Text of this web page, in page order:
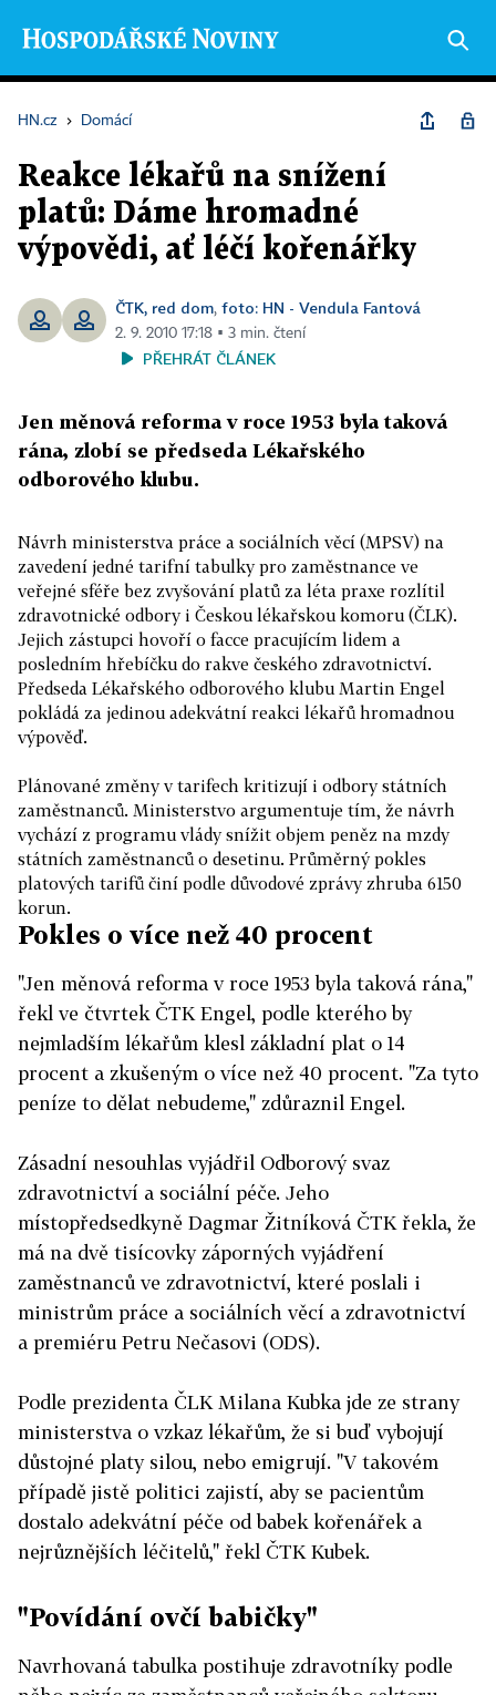
HN.cz › Domácí
Reakce lékařů na snížení
platů: Dáme hromadné
výpovědi, ať léčí kořenářky
ČTK, red dom, foto: HN - Vendula Fantová
2. 9. 2010 17:18 ▪ 3 min. čtení
PŘEHRÁT ČLÁNEK
Jen měnová reforma v roce 1953 byla taková
rána, zlobí se předseda Lékařského
odborového klubu.
Návrh ministerstva práce a sociálních věcí (MPSV) na
zavedení jedné tarifní tabulky pro zaměstnance ve
veřejné sféře bez zvyšování platů za léta praxe rozlítil
zdravotnické odbory i Českou lékařskou komoru (ČLK).
Jejich zástupci hovoří o facce pracujícím lidem a
posledním hřebíčku do rakve českého zdravotnictví.
Předseda Lékařského odborového klubu Martin Engel
pokládá za jedinou adekvátní reakci lékařů hromadnou
výpověď.
Plánované změny v tarifech kritizují i odbory státních
zaměstnanců. Ministerstvo argumentuje tím, že návrh
vychází z programu vlády snížit objem peněz na mzdy
státních zaměstnanců o desetinu. Průměrný pokles
platových tarifů činí podle důvodové zprávy zhruba 6150
korun.
Pokles o více než 40 procent
"Jen měnová reforma v roce 1953 byla taková rána,"
řekl ve čtvrtek ČTK Engel, podle kterého by
nejmladším lékařům klesl základní plat o 14
procent a zkušeným o více než 40 procent. "Za tyto
peníze to dělat nebudeme," zdůraznil Engel.
Zásadní nesouhlas vyjádřil Odborový svaz
zdravotnictví a sociální péče. Jeho
místopředsedkyně Dagmar Žitníková ČTK řekla, že
má na dvě tisícovky záporných vyjádření
zaměstnanců ve zdravotnictví, které poslali i
ministrům práce a sociálních věcí a zdravotnictví
a premiéru Petru Nečasovi (ODS).
Podle prezidenta ČLK Milana Kubka jde ze strany
ministerstva o vzkaz lékařům, že si buď vybojují
důstojné platy silou, nebo emigrují. "V takovém
případě jistě politici zajistí, aby se pacientům
dostalo adekvátní péče od babek kořenářek a
nejrůznějších léčitelů," řekl ČTK Kubek.
"Povídání ovčí babičky"
Navrhovaná tabulka postihuje zdravotníky podle